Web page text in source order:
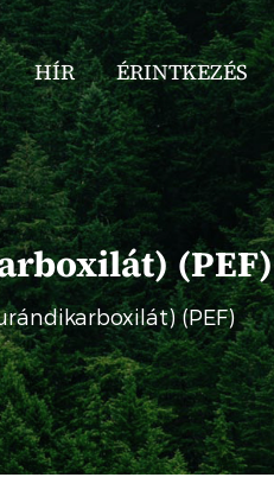
HÍR ÉRINTKEZÉS
(PEF)
(PEF)